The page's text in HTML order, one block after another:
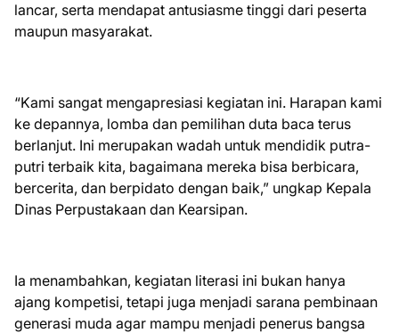
lancar, serta mendapat antusiasme tinggi dari peserta
maupun masyarakat.
“Kami sangat mengapresiasi kegiatan ini. Harapan kami
ke depannya, lomba dan pemilihan duta baca terus
berlanjut. Ini merupakan wadah untuk mendidik putra-
putri terbaik kita, bagaimana mereka bisa berbicara,
bercerita, dan berpidato dengan baik,” ungkap Kepala
Dinas Perpustakaan dan Kearsipan.
Ia menambahkan, kegiatan literasi ini bukan hanya
ajang kompetisi, tetapi juga menjadi sarana pembinaan
generasi muda agar mampu menjadi penerus bangsa